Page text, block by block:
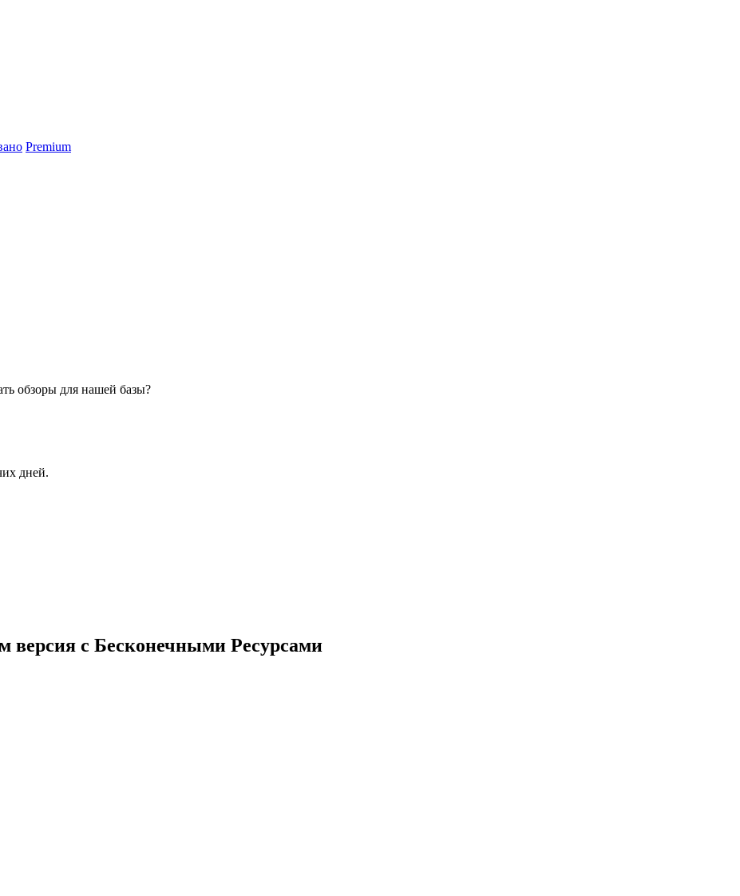
Premium
обзоры для нашей базы?
дней.
с Бесконечными Ресурсами